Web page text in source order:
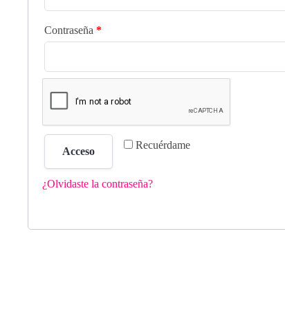
Contraseña *
Recuérdame
Acceso
¿Olvidaste la contraseña?